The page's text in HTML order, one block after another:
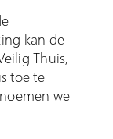
kan de
Thuis,
toe te
we